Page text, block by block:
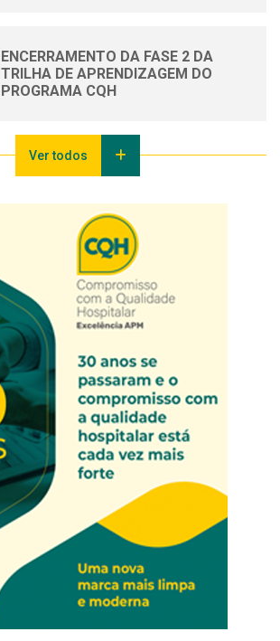
ENCERRAMENTO DA FASE 2 DA
TRILHA DE APRENDIZAGEM DO
PROGRAMA CQH
Ver todos